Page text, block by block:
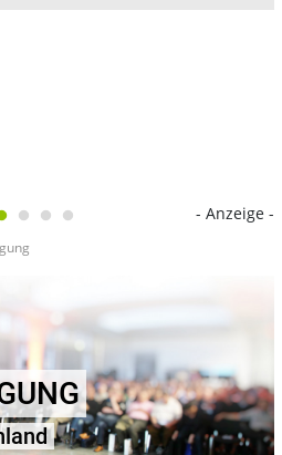
- Anzeige -